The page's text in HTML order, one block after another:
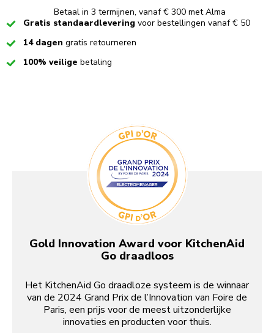
Betaal in 3 termijnen, vanaf € 300 met Alma
CheckedGratis standaardlevering voor bestellingen vanaf € 50
Checked14 dagen gratis retourneren
Checked100% veilige betaling
Gold Innovation Award voor KitchenAid
Go draadloos
Het KitchenAid Go draadloze systeem is de winnaar
van de 2024 Grand Prix de l’Innovation van Foire de
Paris, een prijs voor de meest uitzonderlijke
innovaties en producten voor thuis.